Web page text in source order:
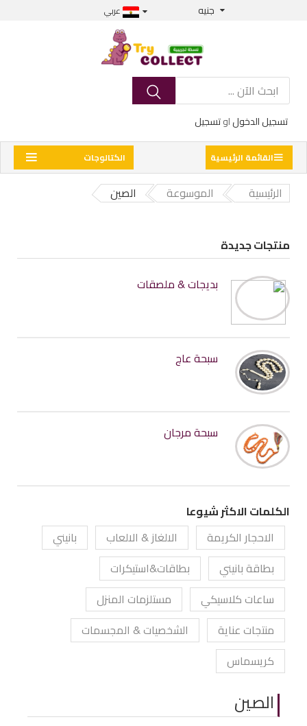
جنيه عربي
تسجيل الدخولاوتسجيل
الكتالوجات القائمة الرئيسية
الرئيسية الموسوعة الصين
منتجات جديدة
بديجات & ملصقات
سبحة عاج
سبحة مرجان
الكلمات الاكثر شيوعا
الاحجار الكريمة
الالغاز & الالعاب
بانيني
بطاقة بانيني
بطاقات&استيكرات
ساعات كلاسيكي
مستلزمات المنزل
منتجات عناية
الشخصيات & المجسمات
كريسماس
الصين